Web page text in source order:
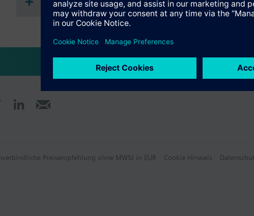
Preisempfehlung ohne MWSt in EUR Cookie Hinweis